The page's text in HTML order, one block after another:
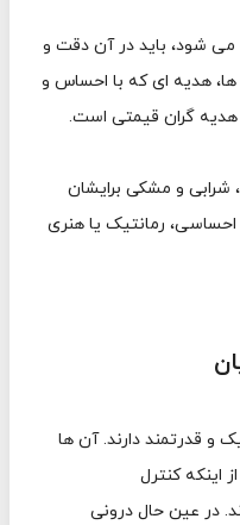
می شود، باید در آن دقت و
هدیه ای که با احساس و
هدیه گران قیمتی است.
شرابی و مشکی برایشان
رمانتیک یا هنری
و قدرتمند دارند. آن ها
اینکه کنترل
در عین حال درونی